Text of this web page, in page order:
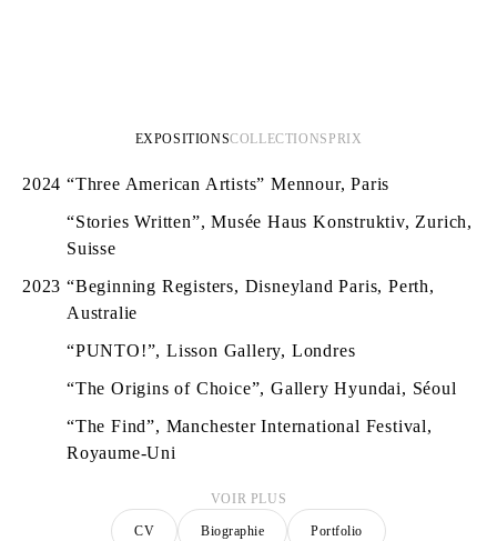
EXPOSITIONSCOLLECTIONS PRIX
2024 “Three American Artists” Mennour, Paris
“Stories Written”, Musée Haus Konstruktiv, Zurich,
Suisse
2023 “Beginning Registers, Disneyland Paris, Perth,
Australie
“PUNTO!”, Lisson Gallery, Londres
“The Origins of Choice”, Gallery Hyundai, Séoul
“The Find”, Manchester International Festival,
Royaume-Uni
VOIR PLUS
CV Biographie Portfolio